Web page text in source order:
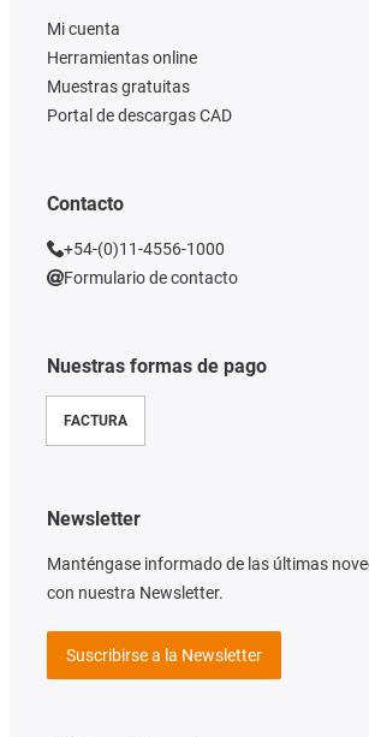
Nuestras formas de pago
FACTURA
Mi cuenta
Herramientas online
Muestras gratuitas
Portal de descargas CAD
Contacto
+54-(0)11-4556-1000
Formulario de contacto
Newsletter
Manténgase informado de las últimas
con nuestra Newsletter.
Suscribirse a la Newsletter